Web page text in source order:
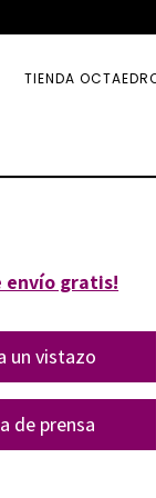
TIENDA
envío gratis!
un vistazo
de prensa